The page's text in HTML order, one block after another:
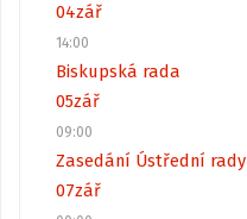
04zář
14:00
Biskupská rada
05zář
09:00
Zasedání Ústřední rady
07zář